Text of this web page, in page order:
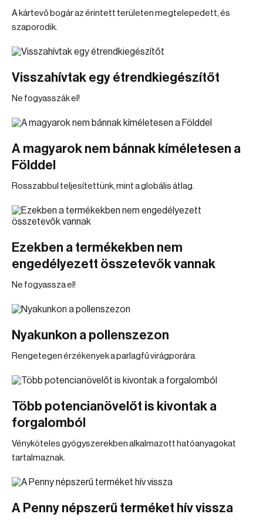
A kártevő bogár az érintett területen megtelepedett, és
szaporodik.
Visszahívtak egy étrendkiegészítőt
Ne fogyasszák el!
A magyarok nem bánnak kíméletesen a
Földdel
Rosszabbul teljesítettünk, mint a globális átlag.
Ezekben a termékekben nem
engedélyezett összetevők vannak
Ne fogyassza el!
Nyakunkon a pollenszezon
Rengetegen érzékenyek a parlagfű virágporára.
Több potencianövelőt is kivontak a
forgalomból
Vényköteles gyógyszerekben alkalmazott hatóanyagokat
tartalmaznak.
A Penny népszerű terméket hív vissza